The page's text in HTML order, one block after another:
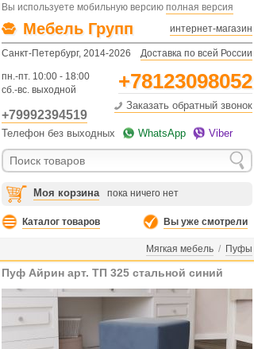
Вы используете мобильную версию полная версия
Мебель Групп интернет-магазин
Санкт-Петербург, 2014-2026 Доставка по всей России
пн.-пт. 10:00 - 18:00
сб.-вс. выходной
+78123098052
+79992394519
Заказать обратный звонок
Телефон без выходных WhatsApp Viber
Моя корзина пока ничего нет
Каталог товаров Вы уже смотрели
Мягкая мебель / Пуфы
Пуф Айрин арт. ТП 325 стальной синий